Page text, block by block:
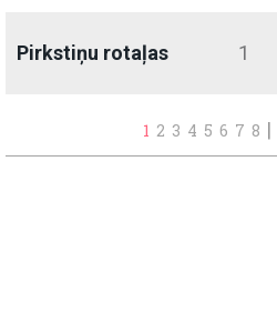
Pirkstiņu rotaļas 1
1 2 3 4 5 6 7 8 |